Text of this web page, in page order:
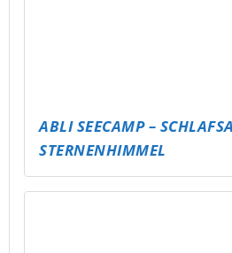
BASKETTBALLTURNIER